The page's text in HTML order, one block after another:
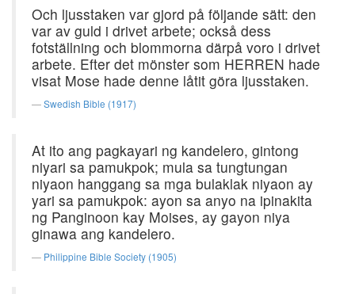
Och ljusstaken var gjord på följande sätt: den
var av guld i drivet arbete; också dess
fotställning och blommorna därpå voro i drivet
arbete. Efter det mönster som HERREN hade
visat Mose hade denne låtit göra ljusstaken.
Swedish Bible (1917)
At ito ang pagkayari ng kandelero, gintong
niyari sa pamukpok; mula sa tungtungan
niyaon hanggang sa mga bulaklak niyaon ay
yari sa pamukpok: ayon sa anyo na ipinakita
ng Panginoon kay Moises, ay gayon niya
ginawa ang kandelero.
Philippine Bible Society (1905)